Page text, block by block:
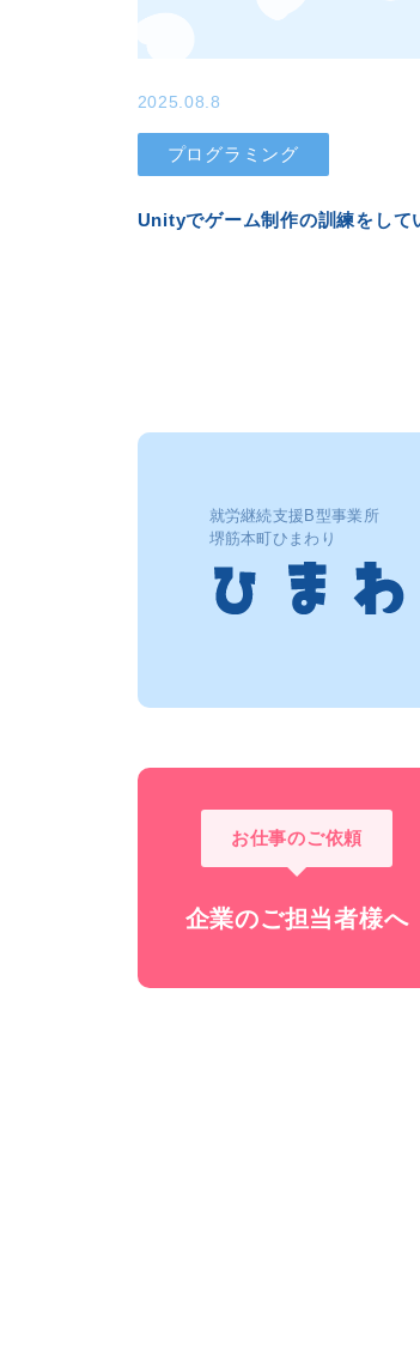
2025.08.8
プログラミング
Unityでゲーム制作の訓練をして
就労継続支援B型事業所
堺筋本町ひまわり
お仕事のご依頼
企業のご担当者様へ